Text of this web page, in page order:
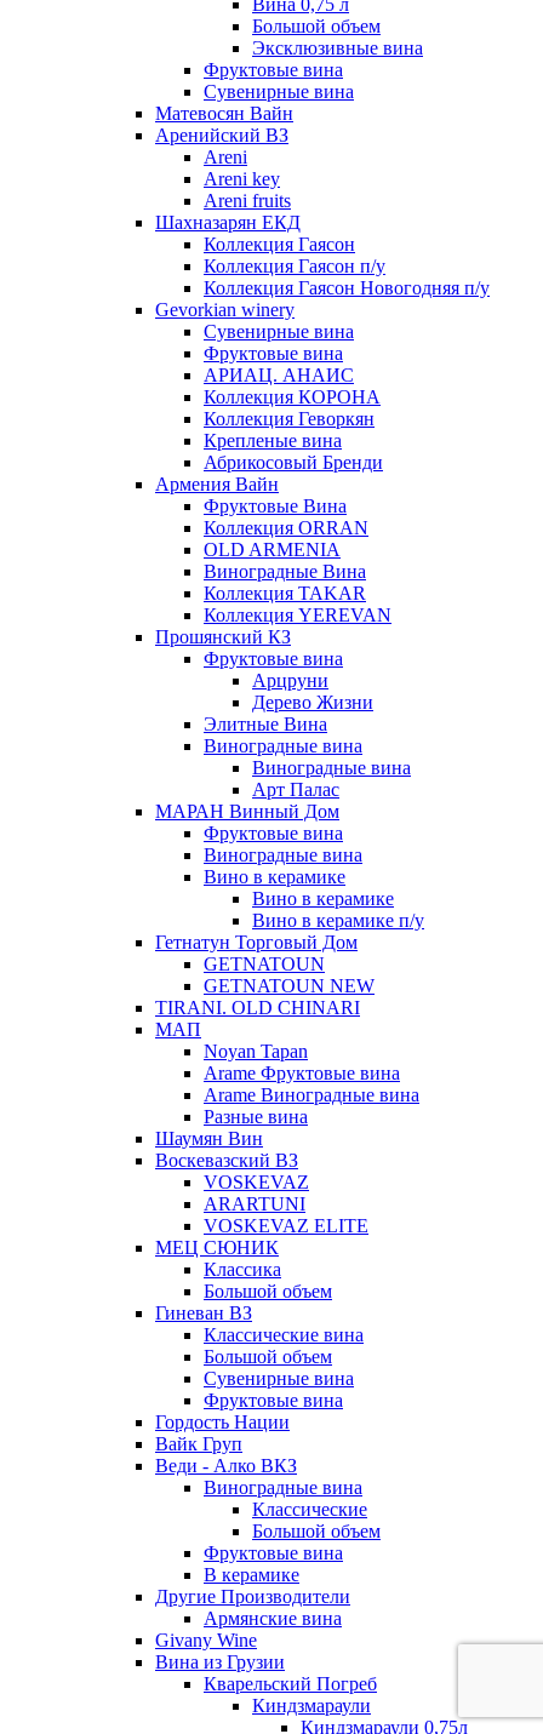
Вина 0,75 л
Большой объем
Эксклюзивные вина
Фруктовые вина
Cувенирные вина
Матевосян Вайн
Аренийский ВЗ
Areni
Areni key
Areni fruits
Шахназарян ЕКД
Коллекция Гаясон
Коллекция Гаясон п/у
Коллекция Гаясон Новогодняя п/у
Gevorkian winery
Сувенирные вина
Фруктовые вина
АРИАЦ. АНАИС
Коллекция КОРОНА
Коллекция Геворкян
Крепленые вина
Абрикосовый Бренди
Армения Вайн
Фруктовые Вина
Коллекция ORRAN
OLD ARMENIA
Виноградные Вина
Коллекция TAKAR
Коллекция YEREVAN
Прошянский КЗ
Фруктовые вина
Арцруни
Дерево Жизни
Элитные Вина
Виноградные вина
Виноградные вина
Арт Палас
МАРАН Винный Дом
Фруктовые вина
Виноградные вина
Вино в керамике
Вино в керамике
Вино в керамике п/у
Гетнатун Торговый Дом
GETNATOUN
GETNATOUN NEW
TIRANI. OLD CHINARI
МАП
Noyan Tapan
Arame Фруктовые вина
Arame Виноградные вина
Разные вина
Шаумян Вин
Воскевазский ВЗ
VOSKEVAZ
ARARTUNI
VOSKEVAZ ELITE
МЕЦ СЮНИК
Классика
Большой объем
Гиневан ВЗ
Классические вина
Большой объем
Сувенирные вина
Фруктовые вина
Гордость Нации
Вайк Груп
Веди - Алко ВКЗ
Виноградные вина
Классические
Большой объем
Фруктовые вина
В керамике
Другие Производители
Армянские вина
Givany Wine
Вина из Грузии
Кварельский Погреб
Киндзмараули
Киндзмараули 0,75л